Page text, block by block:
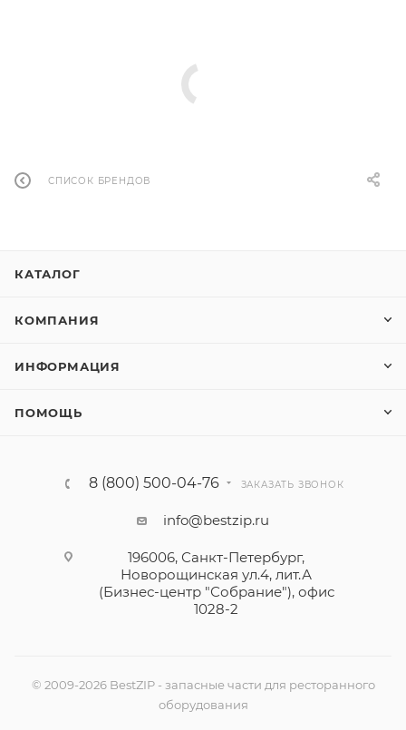
СПИСОК БРЕНДОВ
КАТАЛОГ
КОМПАНИЯ
ИНФОРМАЦИЯ
ПОМОЩЬ
8 (800) 500-04-76 ЗАКАЗАТЬ ЗВОНОК
info@bestzip.ru
196006, Санкт-Петербург,
Новорощинская ул.4, лит.А
(Бизнес-центр "Собрание"), офис
1028-2
© 2009-2026 BestZIP - запасные части для ресторанного
оборудования